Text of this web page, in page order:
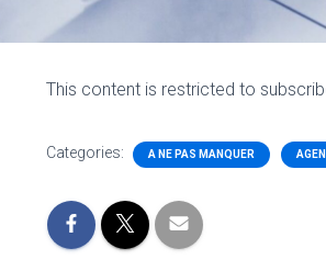
This content is restricted to
Categories: A NE PAS MANQUER